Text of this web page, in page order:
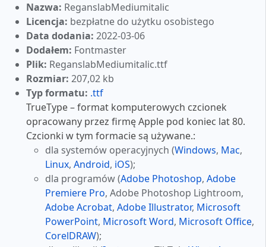
Nazwa: ReganslabMediumitalic
Licencja: bezpłatne do użytku osobistego
Data dodania: 2022-03-06
Dodałem: Fontmaster
Plik: ReganslabMediumitalic.ttf
Rozmiar: 207,02 kb
Typ formatu: .ttf
TrueType – format komputerowych czcionek
opracowany przez firmę Apple pod koniec lat 80.
Czcionki w tym formacie są używane.:
dla systemów operacyjnych (Windows, Mac,
Linux, Android, iOS);
dla programów (Adobe Photoshop, Adobe
Premiere Pro, Adobe Photoshop Lightroom,
Adobe Acrobat, Adobe Illustrator, Microsoft
PowerPoint, Microsoft Word, Microsoft Office,
CorelDRAW);